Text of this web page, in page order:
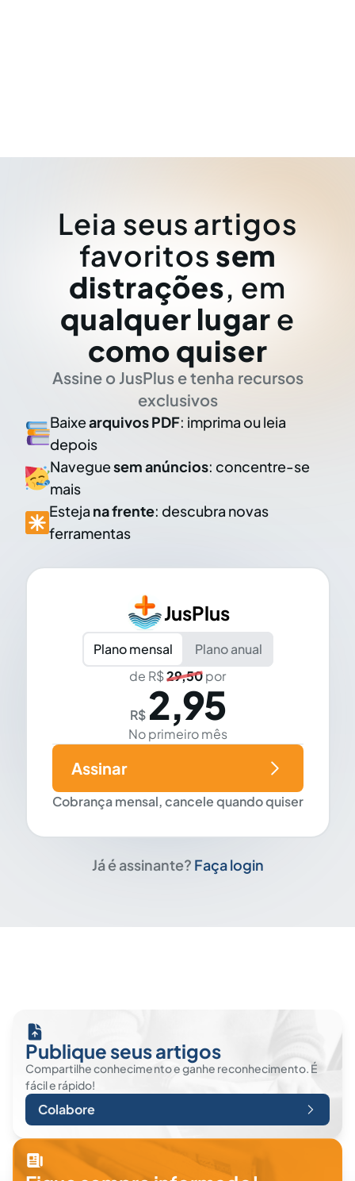
Leia seus artigos
favoritos sem
distrações, em
qualquer lugar e
como quiser
Assine o JusPlus e tenha recursos
exclusivos
Baixearquivos PDF: imprima ou leia
depois
Naveguesem anúncios: concentre-se
mais
Esteja na frente: descubra novas
ferramentas
JusPlus
Plano mensal
Plano anual
de R$29,50por
R$ 2,95
No primeiro mês
Cobrança mensal, cancele quando quiser
Assinar
Já é assinante? Faça login
Publique seus artigos
Compartilhe conhecimento e ganhe reconhecimento. É
fácil e rápido!
Colabore